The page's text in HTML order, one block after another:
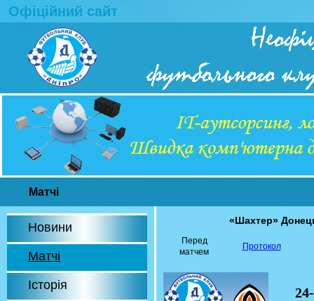
Офіційний сайт
Матчі
Новини
Матчі
Історія
«Шахтер»
Перед
матчем
Протокол